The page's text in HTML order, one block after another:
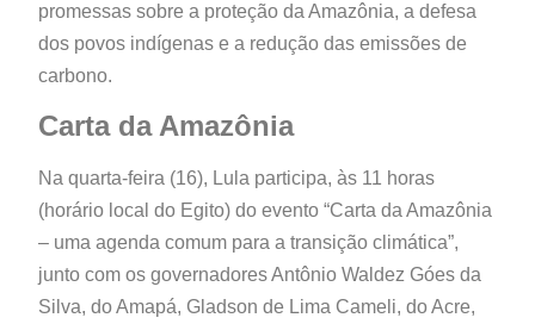
promessas sobre a proteção da Amazônia, a defesa
dos povos indígenas e a redução das emissões de
carbono.
Carta da Amazônia
Na quarta-feira (16), Lula participa, às 11 horas
(horário local do Egito) do evento “Carta da Amazônia
– uma agenda comum para a transição climática”,
junto com os governadores Antônio Waldez Góes da
Silva, do Amapá, Gladson de Lima Cameli, do Acre,